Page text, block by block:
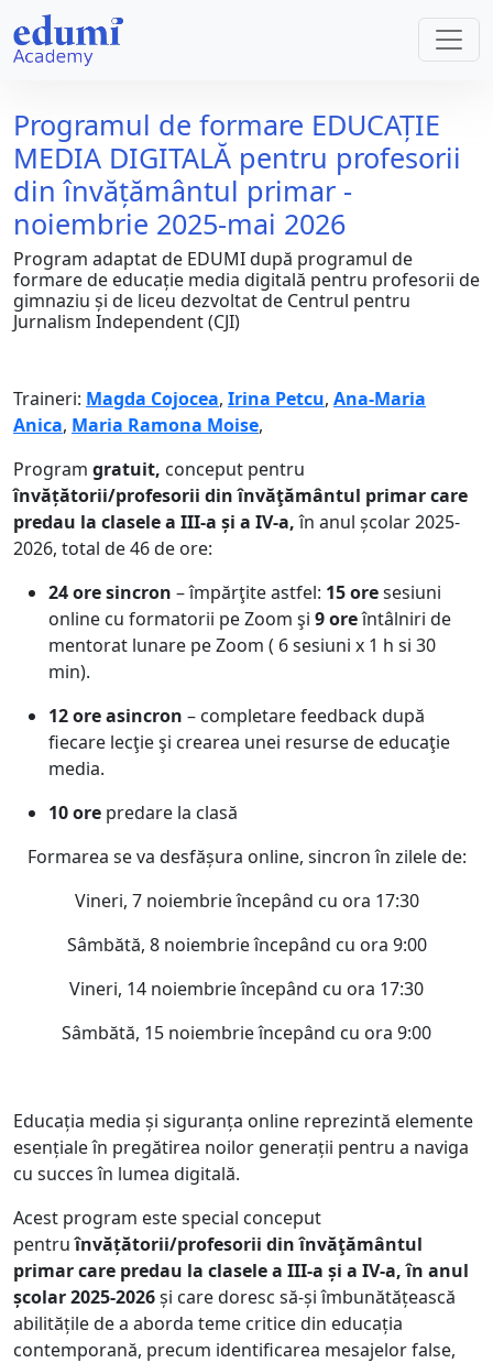
Programul de formare EDUCAȚIE
MEDIA DIGITALĂ pentru profesorii
din învățământul primar -
noiembrie 2025-mai 2026
Program adaptat de EDUMI după programul de
formare de educație media digitală pentru profesorii de
gimnaziu și de liceu dezvoltat de Centrul pentru
Jurnalism Independent (CJI)
Traineri: Magda Cojocea, Irina Petcu, Ana-Maria
Anica, Maria Ramona Moise,
Program gratuit, conceput pentru
învățătorii/profesorii din învăţământul primar care
predau la clasele a III-a și a IV-a,în anul școlar 2025-
2026, total de 46 de ore:
24 ore sincron – împărţite astfel: 15 oresesiuni
online cu formatorii pe Zoom şi 9 oreîntâlniri de
mentorat lunare pe Zoom ( 6 sesiuni x 1 h si 30
min).
12 ore asincron – completare feedback după
fiecare lecţie şi crearea unei resurse de educaţie
media.
10 ore predare la clasă
Formarea se va desfășura online, sincron în zilele de:
Vineri, 7 noiembrie începând cu ora 17:30
Sâmbătă, 8 noiembrie începând cu ora 9:00
Vineri, 14 noiembrie începând cu ora 17:30
Sâmbătă, 15 noiembrie începând cu ora 9:00
Educația media și siguranța online reprezintă elemente
esențiale în pregătirea noilor generații pentru a naviga
cu succes în lumea digitală.
Acest program este special conceput
pentruînvățătorii/profesorii din învăţământul
primar care predau la clasele a III-a și a IV-a, în anul
școlar 2025-2026și care doresc să-și îmbunătățească
abilitățile de a aborda teme critice din educația
contemporană, precum identificarea mesajelor false,